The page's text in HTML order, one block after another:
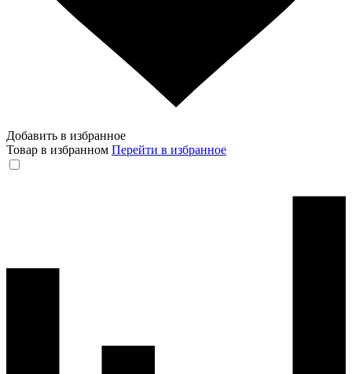
Добавить в избранное
Товар в избранном Перейти в избранное